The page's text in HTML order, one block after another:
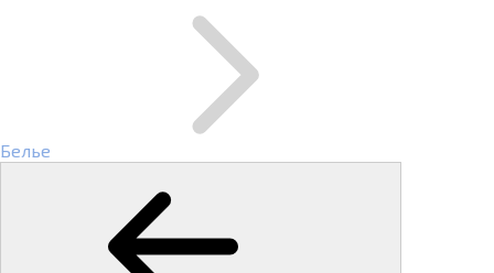
Белье